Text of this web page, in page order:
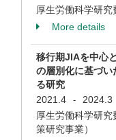
厚生労働科学研究
More details
移行期JIAを中心
の層別化に基づい
る研究
2021.4
-
2024.3
厚生労働科学研
策研究事業）